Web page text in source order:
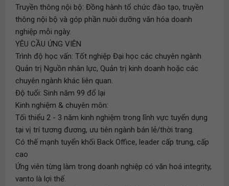
Truyền thông nội bộ: Đồng hành tổ chức đào tạo, truyền
thông nội bộ và góp phần nuôi dưỡng văn hóa doanh
nghiệp mỗi ngày.
YÊU CẦU ỨNG VIÊN
Trình độ học vấn: Tốt nghiệp Đại học các chuyên ngành
Quản trị Nguồn nhân lực, Quản trị kinh doanh hoặc các
chuyên ngành khác liên quan.
Độ tuổi: Sinh năm 99 đổ lại
Kinh nghiệm & chuyên môn:
Tối thiểu 2 - 3 năm kinh nghiệm trong lĩnh vực tuyển dụng
tại vị trí tương đương, ưu tiên ngành bán lẻ/thời trang.
Có thế mạnh tuyển khối Back Office, leader cấp trung, cấp
cao
Ứng viên từng làm trong doanh nghiệp có văn hoá integrity,
vanto là lợi thế.